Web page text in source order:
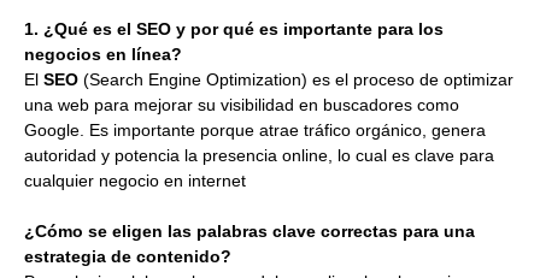
1. ¿Qué es el SEO y por qué es importante para los
negocios en línea?
El SEO (Search Engine Optimization) es el proceso de optimizar
una web para mejorar su visibilidad en buscadores como
Google. Es importante porque atrae tráfico orgánico, genera
autoridad y potencia la presencia online, lo cual es clave para
cualquier negocio en internet
¿Cómo se eligen las palabras clave correctas para una
estrategia de contenido?